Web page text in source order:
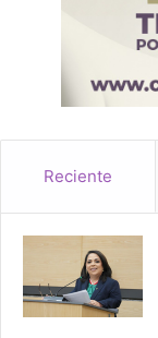
i
a
Reciente